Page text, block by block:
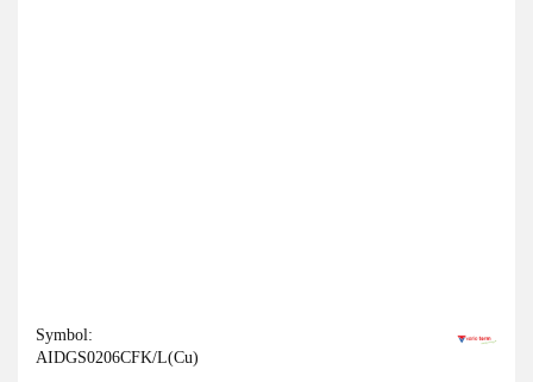
Symbol:
AIDGS0206CFK/L(Cu)